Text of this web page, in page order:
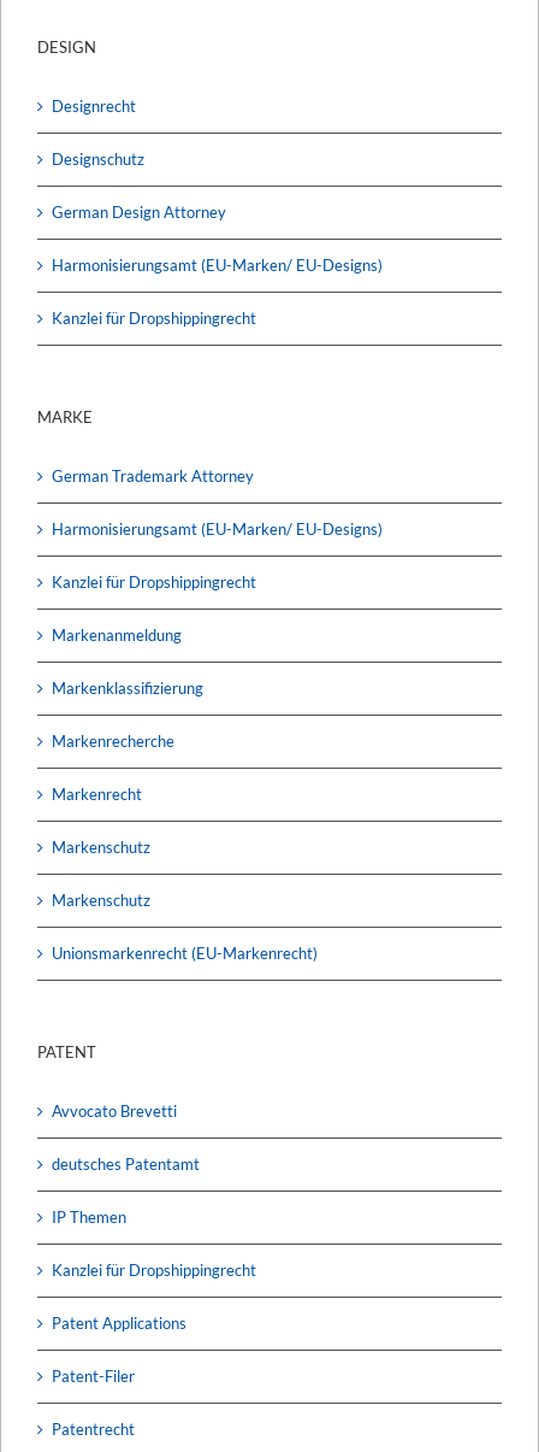
DESIGN
Designrecht
Designschutz
German Design Attorney
Harmonisierungsamt (EU-Marken/ EU-Designs)
Kanzlei für Dropshippingrecht
MARKE
German Trademark Attorney
Harmonisierungsamt (EU-Marken/ EU-Designs)
Kanzlei für Dropshippingrecht
Markenanmeldung
Markenklassifizierung
Markenrecherche
Markenrecht
Markenschutz
Markenschutz
Unionsmarkenrecht (EU-Markenrecht)
PATENT
Avvocato Brevetti
deutsches Patentamt
IP Themen
Kanzlei für Dropshippingrecht
Patent Applications
Patent-Filer
Patentrecht